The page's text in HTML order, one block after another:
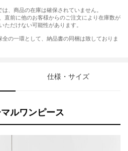
、商品の在庫は確保されていません。
直前に他のお客様からのご注文により在庫数が
ただけない可能性があります。
の一環として、納品書の同梱は致しておりま
仕様・サイズ
ルワンピース